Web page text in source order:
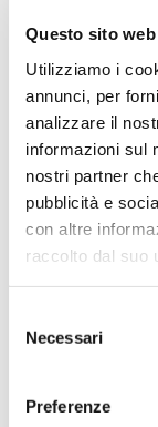
Questo sito
Utilizziamo i
annunci, per
analizzare il
informazioni sul
nostri partner
pubblicità e
con altre
raccolto dal suo
delNecessari
Preferenze
depurazione
è stata
crotonico bio-
evidenziando
preliminari di
riduzione
l’acido
based.